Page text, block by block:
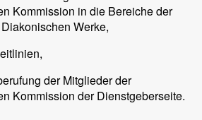
Kommission in die Bereiche der
Werke,
der Mitglieder der
Kommission der Dienstgeberseite.